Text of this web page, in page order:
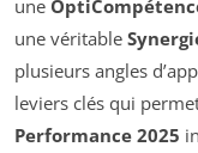
une
une véritable
plusieurs angles
leviers clés qui
Performance 2025